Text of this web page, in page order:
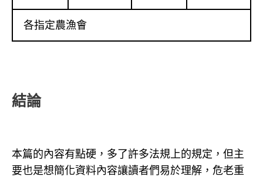
各指定農漁會
結論
本篇的內容有點硬，多了許多法規上的規定，但主
要也是想簡化資料內容讓讀者們易於理解，危老重